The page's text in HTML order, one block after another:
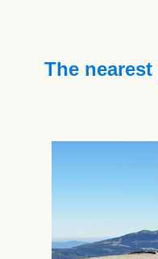
The nearest